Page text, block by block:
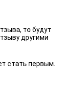
то будут
другими
стать первым.